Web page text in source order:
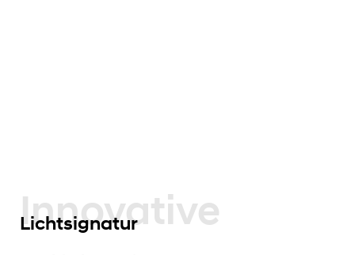
Innovative
Lichtsignatur